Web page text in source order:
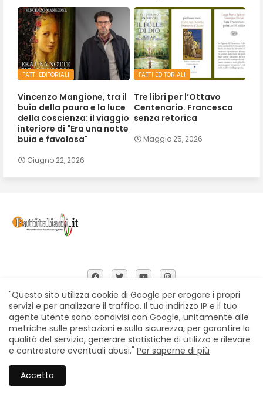
FATTI EDITORIALI
Vincenzo Mangione, tra il
buio della paura e la luce
della coscienza: il viaggio
interiore di "Era una notte
buia e favolosa"
Giugno 22, 2026
FATTI EDITORIALI
Tre libri per l’Ottavo
Centenario. Francesco
senza retorica
Maggio 25, 2026
Home Chi siamo Contatti
Privacy Policy
Segnalazioni
All Right Reserved Copyright © Fattitaliani
"Questo sito utilizza cookie di Google per erogare i propri
servizi e per analizzare il traffico. Il tuo indirizzo IP e il tuo
agente utente sono condivisi con Google, unitamente alle
metriche sulle prestazioni e sulla sicurezza, per garantire la
qualità del servizio, generare statistiche di utilizzo e rilevare
e contrastare eventuali abusi." Per saperne di più
Accetta